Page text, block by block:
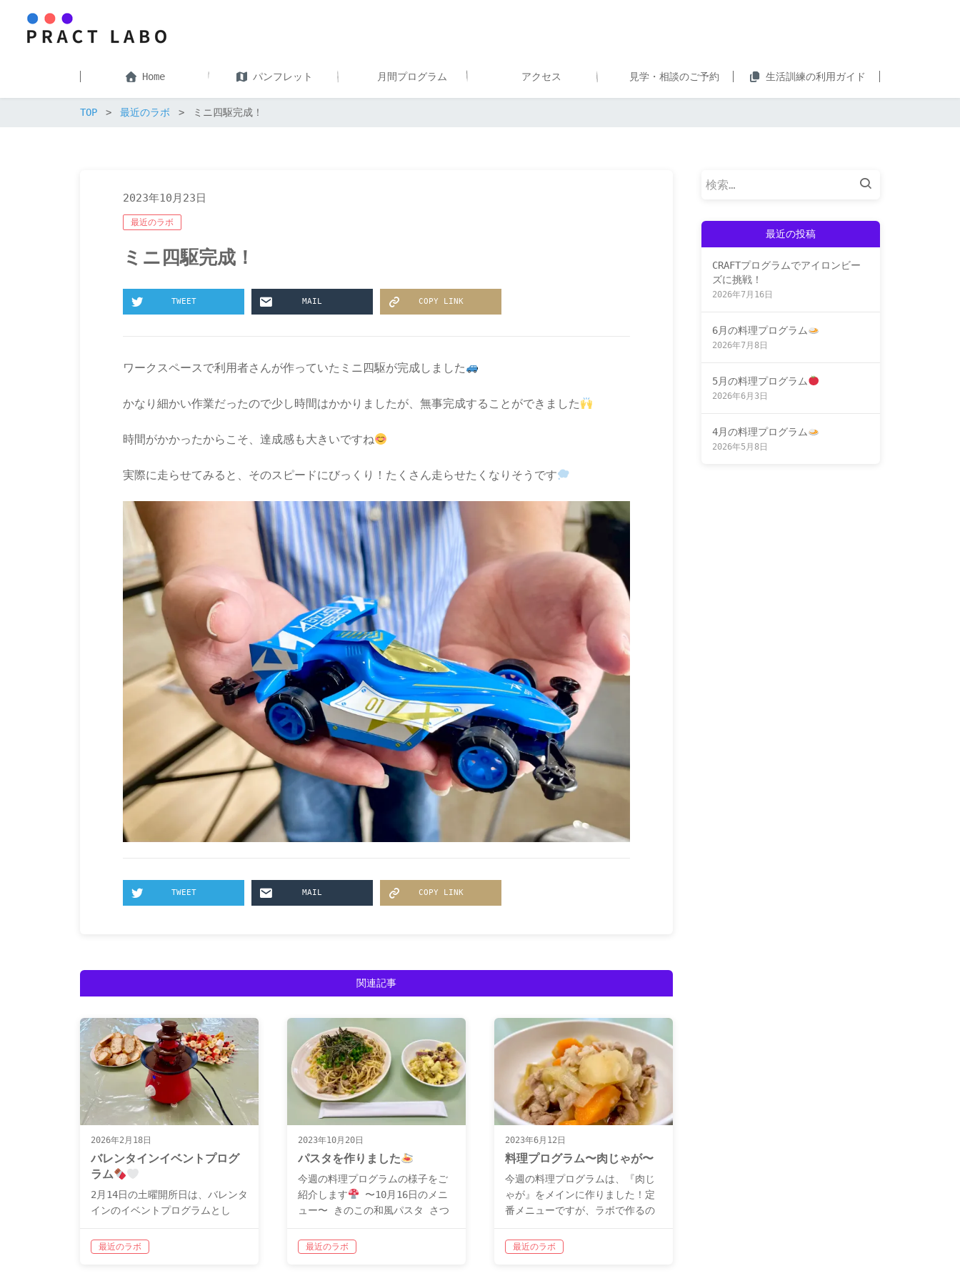
Home パンフレット 月間プログラム アクセス 見学・相談のご予約 生活訓練の利用ガイド
TOP 最近のラボ ミニ四駆完成！
2023年10月23日
最近のラボ
ミニ四駆完成！
TWEET MAIL COPY LINK
ワークスペースで利用者さんが作っていたミニ四駆が完成しました
かなり細かい作業だったので少し時間はかかりましたが、無事完成することができました
時間がかかったからこそ、達成感も大きいですね
実際に走らせてみると、そのスピードにびっくり！たくさん走らせたくなりそうです
TWEET MAIL COPY LINK
関連記事
2026年2月18日
バレンタインイベントプログ
ラム
2月14日の土曜開所日は、バレンタ
インのイベントプログラムとし
いました
用意した具材は、イチ
ゴ、バナナ、ドライフルーツ、マ
最近のラボ
2023年10月20日
パスタを作りました
今週の料理プログラムの様子をご
紹介します
〜10月16日のメニ
ュー〜 きのこの和風パスタ さつ
は、秋の味覚ということで、きの
こ、さつまいもを使った料理を作
最近のラボ
2023年6月12日
料理プログラム〜肉じゃが〜
今週の料理プログラムは、『肉じ
ゃが』をメインに作りました！定
番メニューですが、ラボで作るの
ニュー〜 肉じゃが 豆苗と油揚げ
の味噌汁 肉じゃがは、参加者で手
最近のラボ
検
最近の投稿
CRAFTプログラムでアイロンビー
ズに挑戦！
2026年7月16日
6月の料理プログラム
2026年7月8日
5月の料理プログラム
2026年6月3日
4月の料理プログラム
2026年5月8日